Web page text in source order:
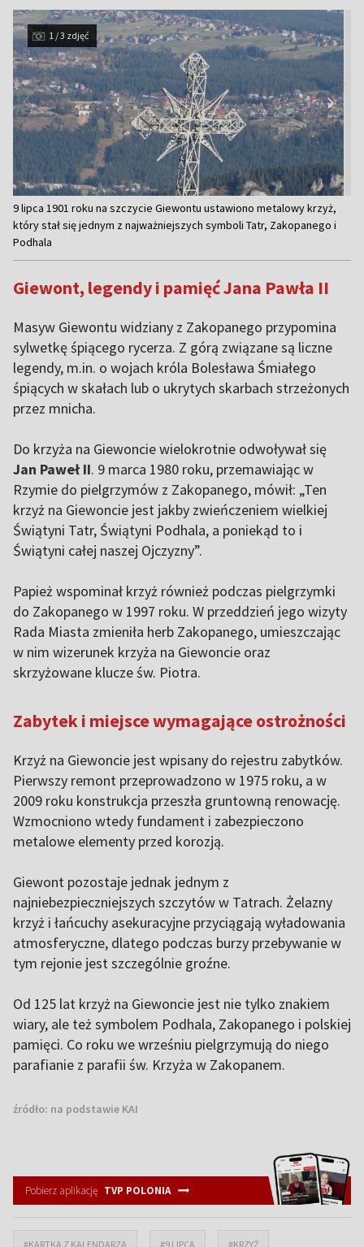
1 / 3 zdjęć
Item
1
of
3
9 lipca 1901 roku na szczycie Giewontu ustawiono metalowy krzyż,
który stał się jednym z najważniejszych symboli Tatr, Zakopanego i
Podhala
Giewont, legendy i pamięć Jana Pawła II
Masyw Giewontu widziany z Zakopanego przypomina
sylwetkę śpiącego rycerza. Z górą związane są liczne
legendy, m.in. o wojach króla Bolesława Śmiałego
śpiących w skałach lub o ukrytych skarbach strzeżonych
przez mnicha.
Do krzyża na Giewoncie wielokrotnie odwoływał się
Jan Paweł II. 9 marca 1980 roku, przemawiając w
Rzymie do pielgrzymów z Zakopanego, mówił: „Ten
krzyż na Giewoncie jest jakby zwieńczeniem wielkiej
Świątyni Tatr, Świątyni Podhala, a poniekąd to i
Świątyni całej naszej Ojczyzny”.
Papież wspominał krzyż również podczas pielgrzymki
do Zakopanego w 1997 roku. W przeddzień jego wizyty
Rada Miasta zmieniła herb Zakopanego, umieszczając
w nim wizerunek krzyża na Giewoncie oraz
skrzyżowane klucze św. Piotra.
Zabytek i miejsce wymagające ostrożności
Krzyż na Giewoncie jest wpisany do rejestru zabytków.
Pierwszy remont przeprowadzono w 1975 roku, a w
2009 roku konstrukcja przeszła gruntowną renowację.
Wzmocniono wtedy fundament i zabezpieczono
metalowe elementy przed korozją.
Giewont pozostaje jednak jednym z
najniebezpieczniejszych szczytów w Tatrach. Żelazny
krzyż i łańcuchy asekuracyjne przyciągają wyładowania
atmosferyczne, dlatego podczas burzy przebywanie w
tym rejonie jest szczególnie groźne.
Od 125 lat krzyż na Giewoncie jest nie tylko znakiem
wiary, ale też symbolem Podhala, Zakopanego i polskiej
pamięci. Co roku we wrześniu pielgrzymują do niego
parafianie z parafii św. Krzyża w Zakopanem.
źródło: na podstawie KAI
Pobierz aplikację TVP POLONIA
#KARTKA Z KALENDARZA #9 LIPCA #KRZYŻ